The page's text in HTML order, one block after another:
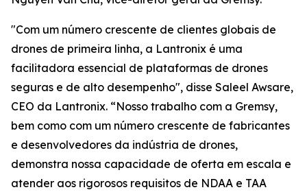
"Com um número crescente de clientes globais de
drones de primeira linha, a Lantronix é uma
facilitadora essencial de plataformas de drones
seguras e de alto desempenho", disse Saleel Awsare,
CEO da Lantronix. “Nosso trabalho com a Gremsy,
bem como com um número crescente de fabricantes
e desenvolvedores da indústria de drones,
demonstra nossa capacidade de oferta em escala e
atender aos rigorosos requisitos de NDAA e TAA